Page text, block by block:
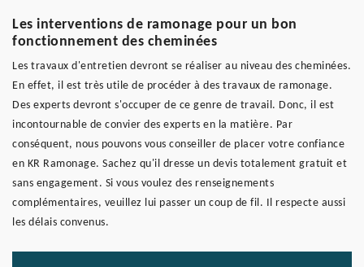
Les interventions de ramonage pour un bon
fonctionnement des cheminées
Les travaux d'entretien devront se réaliser au niveau des cheminées.
En effet, il est très utile de procéder à des travaux de ramonage.
Des experts devront s'occuper de ce genre de travail. Donc, il est
incontournable de convier des experts en la matière. Par
conséquent, nous pouvons vous conseiller de placer votre confiance
en KR Ramonage. Sachez qu'il dresse un devis totalement gratuit et
sans engagement. Si vous voulez des renseignements
complémentaires, veuillez lui passer un coup de fil. Il respecte aussi
les délais convenus.